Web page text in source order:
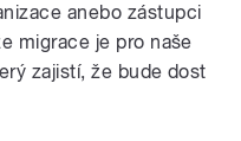
anebo zástupci
migrace je pro naše
zajistí, že bude dost